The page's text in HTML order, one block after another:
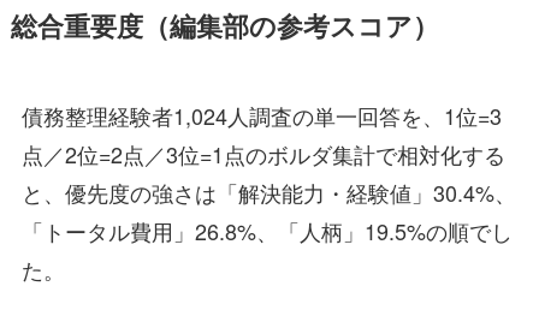
総合重要度（編集部の参考スコア）
債務整理経験者1,024人調査の単一回答を、1位=3
点／2位=2点／3位=1点のボルダ集計で相対化する
と、優先度の強さは「解決能力・経験値」30.4%、
「トータル費用」26.8%、「人柄」19.5%の順でし
た。